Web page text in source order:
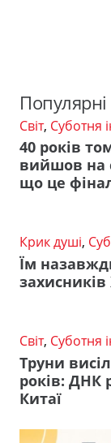
Світ, Суботня
40 років
вийшов на
що це
Крик душі,
Їм
Світ, Суботня
Труни
років: ДНК
Китаї